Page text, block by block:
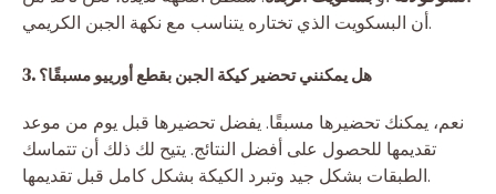
أن البسكويت الذي تختاره يتناسب مع نكهة الجبن الكريمي.
3. هل يمكنني تحضير كيكة الجبن بقطع أورييو مسبقًا؟
نعم، يمكنك تحضيرها مسبقًا. يفضل تحضيرها قبل يوم من موعد
تقديمها للحصول على أفضل النتائج. يتيح لك ذلك أن تتماسك
الطبقات بشكل جيد وتبرد الكيكة بشكل كامل قبل تقديمها.